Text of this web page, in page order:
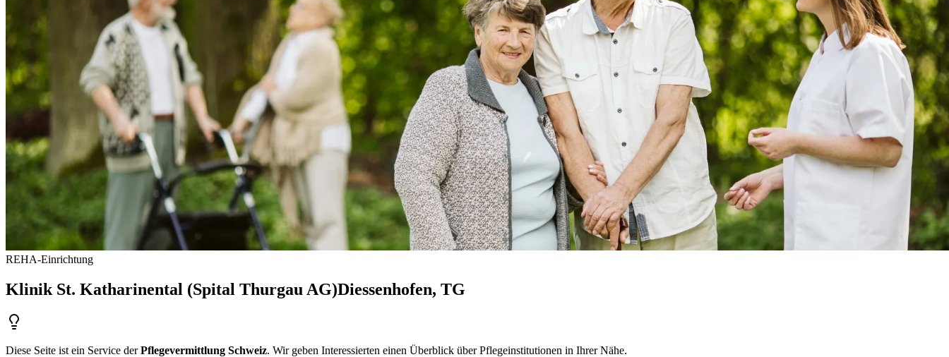
REHA-Einrichtung
Klinik St. Katharinental (Spital Thurgau AG)Diessenhofen, TG
Diese Seite ist ein Service derPflegevermittlung Schweiz. Wir geben Interessierten einen Überblick über Pflegeinstitutionen in Ihrer Nähe.